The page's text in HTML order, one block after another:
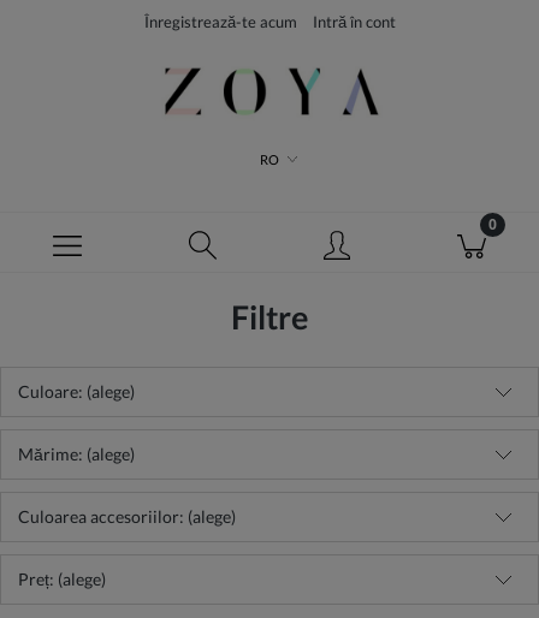
Înregistrează-te acum Intră în cont
RO
Filtre
Culoare: (alege)
Mărime: (alege)
Culoarea accesoriilor: (alege)
Preț: (alege)